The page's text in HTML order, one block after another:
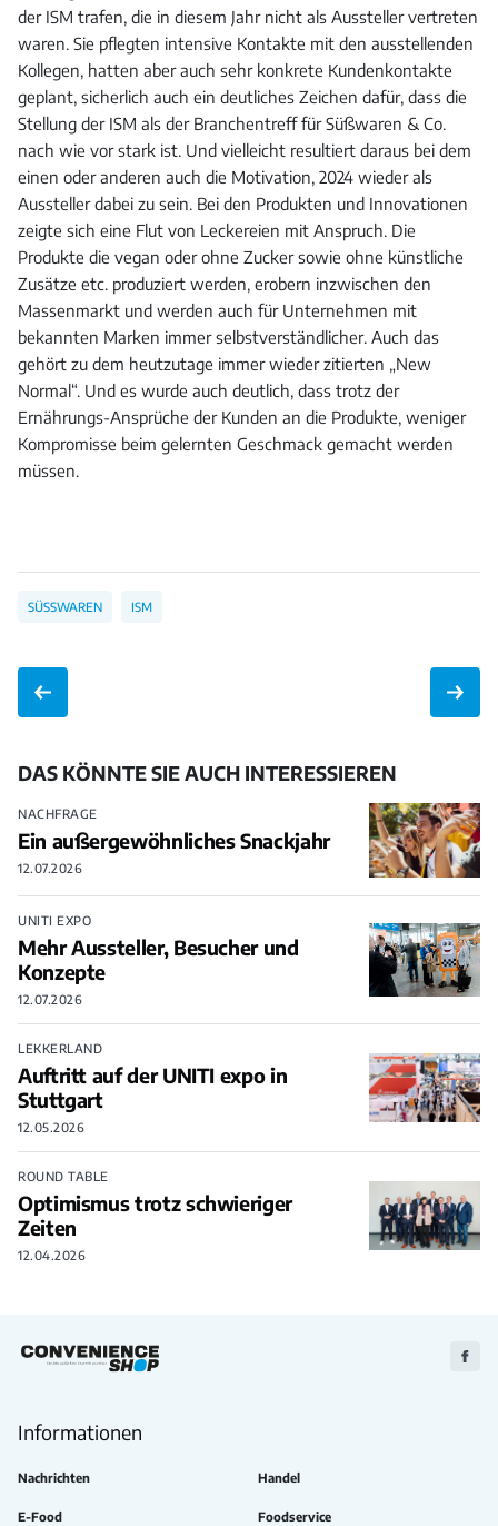
der ISM trafen, die in diesem Jahr nicht als Aussteller vertreten
waren. Sie pflegten intensive Kontakte mit den ausstellenden
Kollegen, hatten aber auch sehr konkrete Kundenkontakte
geplant, sicherlich auch ein deutliches Zeichen dafür, dass die
Stellung der ISM als der Branchentreff für Süßwaren & Co.
nach wie vor stark ist. Und vielleicht resultiert daraus bei dem
einen oder anderen auch die Motivation, 2024 wieder als
Aussteller dabei zu sein. Bei den Produkten und Innovationen
zeigte sich eine Flut von Leckereien mit Anspruch. Die
Produkte die vegan oder ohne Zucker sowie ohne künstliche
Zusätze etc. produziert werden, erobern inzwischen den
Massenmarkt und werden auch für Unternehmen mit
bekannten Marken immer selbstverständlicher. Auch das
gehört zu dem heutzutage immer wieder zitierten „New
Normal“. Und es wurde auch deutlich, dass trotz der
Ernährungs-Ansprüche der Kunden an die Produkte, weniger
Kompromisse beim gelernten Geschmack gemacht werden
müssen.
SÜSSWAREN ISM
DAS KÖNNTE SIE AUCH INTERESSIEREN
NACHFRAGE
Ein außergewöhnliches Snackjahr
12.07.2026
UNITI EXPO
Mehr Aussteller, Besucher und
Konzepte
12.07.2026
LEKKERLAND
Auftritt auf der UNITI expo in
Stuttgart
12.05.2026
ROUND TABLE
Optimismus trotz schwieriger
Zeiten
12.04.2026
Zu
Informationen
Nachrichten Handel
E-Food Foodservice